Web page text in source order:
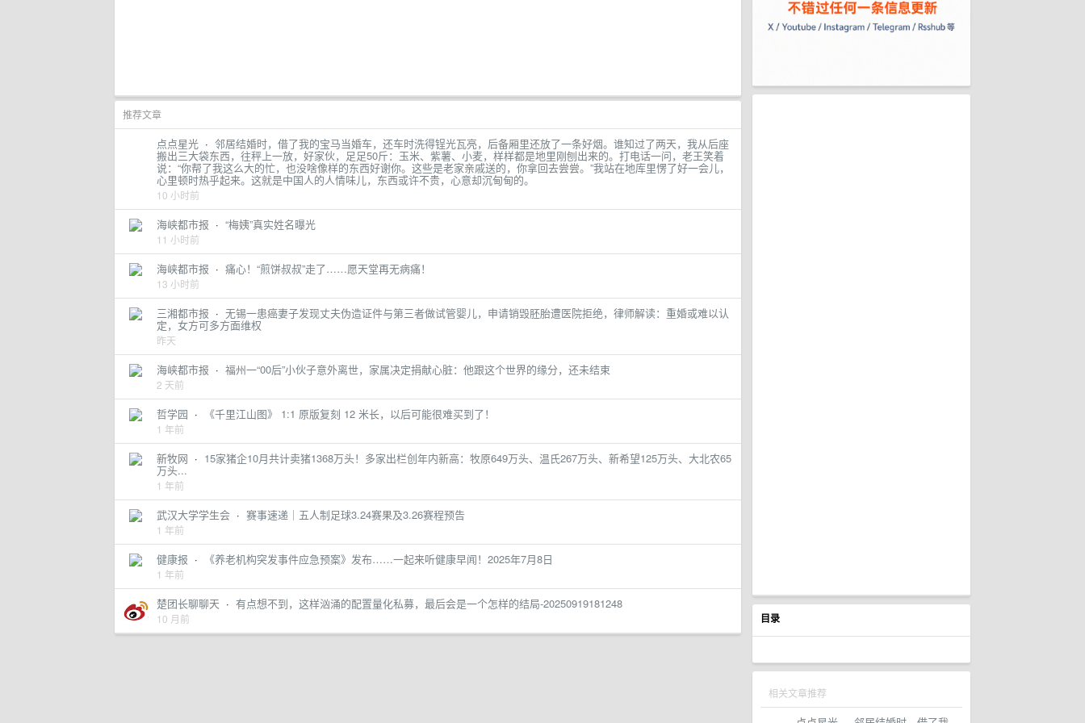
目录
相关文章推荐
推荐文章
点点星光 · 邻居结婚时，借了我的宝马当婚车，还车时洗得锃光瓦亮，后备厢里还放了一条好烟。谁知过了两天，我从后座
搬出三大袋东西，往秤上一放，好家伙，足足50斤：玉米、紫薯、小麦，样样都是地里刚刨出来的。打电话一问，老王笑着
说：“你帮了我这么大的忙，也没啥像样的东西好谢你。这些是老家亲戚送的，你拿回去尝尝。”我站在地库里愣了好一会儿，
心里顿时热乎起来。这就是中国人的人情味儿，东西或许不贵，心意却沉甸甸的。
10 小时前
海峡都市报 · “梅姨”真实姓名曝光
11 小时前
海峡都市报 · 痛心！“煎饼叔叔”走了……愿天堂再无病痛！
13 小时前
三湘都市报 · 无锡一患癌妻子发现丈夫伪造证件与第三者做试管婴儿，申请销毁胚胎遭医院拒绝，律师解读：重婚或难以认
定，女方可多方面维权
昨天
海峡都市报 · 福州一“00后”小伙子意外离世，家属决定捐献心脏：他跟这个世界的缘分，还未结束
2 天前
哲学园 · 《千里江山图》 1:1 原版复刻 12 米长，以后可能很难买到了！
1 年前
新牧网 · 15家猪企10月共计卖猪1368万头！多家出栏创年内新高：牧原649万头、温氏267万头、新希望125万头、大北农65
万头...
1 年前
武汉大学学生会 · 赛事速递｜五人制足球3.24赛果及3.26赛程预告
1 年前
健康报 · 《养老机构突发事件应急预案》发布……一起来听健康早闻！2025年7月8日
1 年前
楚团长聊聊天 · 有点想不到，这样汹涌的配置量化私募，最后会是一个怎样的结局-20250919181248
10 月前